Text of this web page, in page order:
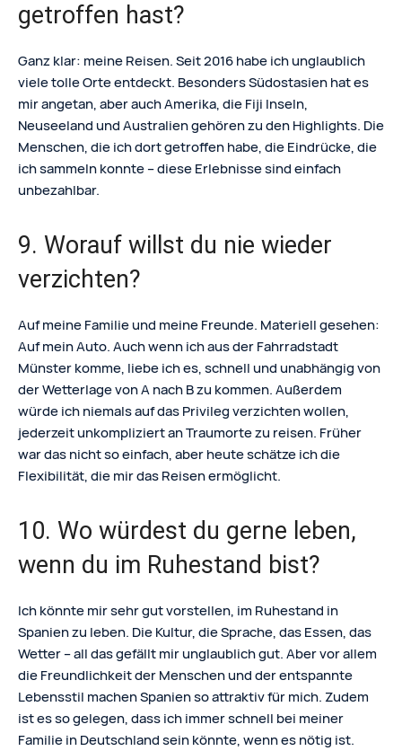
getroffen hast?
Ganz klar: meine Reisen. Seit 2016 habe ich unglaublich
viele tolle Orte entdeckt. Besonders Südostasien hat es
mir angetan, aber auch Amerika, die Fiji Inseln,
Neuseeland und Australien gehören zu den Highlights. Die
Menschen, die ich dort getroffen habe, die Eindrücke, die
ich sammeln konnte – diese Erlebnisse sind einfach
unbezahlbar.
9. Worauf willst du nie wieder
verzichten?
Auf meine Familie und meine Freunde. Materiell gesehen:
Auf mein Auto. Auch wenn ich aus der Fahrradstadt
Münster komme, liebe ich es, schnell und unabhängig von
der Wetterlage von A nach B zu kommen. Außerdem
würde ich niemals auf das Privileg verzichten wollen,
jederzeit unkompliziert an Traumorte zu reisen. Früher
war das nicht so einfach, aber heute schätze ich die
Flexibilität, die mir das Reisen ermöglicht.
10. Wo würdest du gerne leben,
wenn du im Ruhestand bist?
Ich könnte mir sehr gut vorstellen, im Ruhestand in
Spanien zu leben. Die Kultur, die Sprache, das Essen, das
Wetter – all das gefällt mir unglaublich gut. Aber vor allem
die Freundlichkeit der Menschen und der entspannte
Lebensstil machen Spanien so attraktiv für mich. Zudem
ist es so gelegen, dass ich immer schnell bei meiner
Familie in Deutschland sein könnte, wenn es nötig ist.